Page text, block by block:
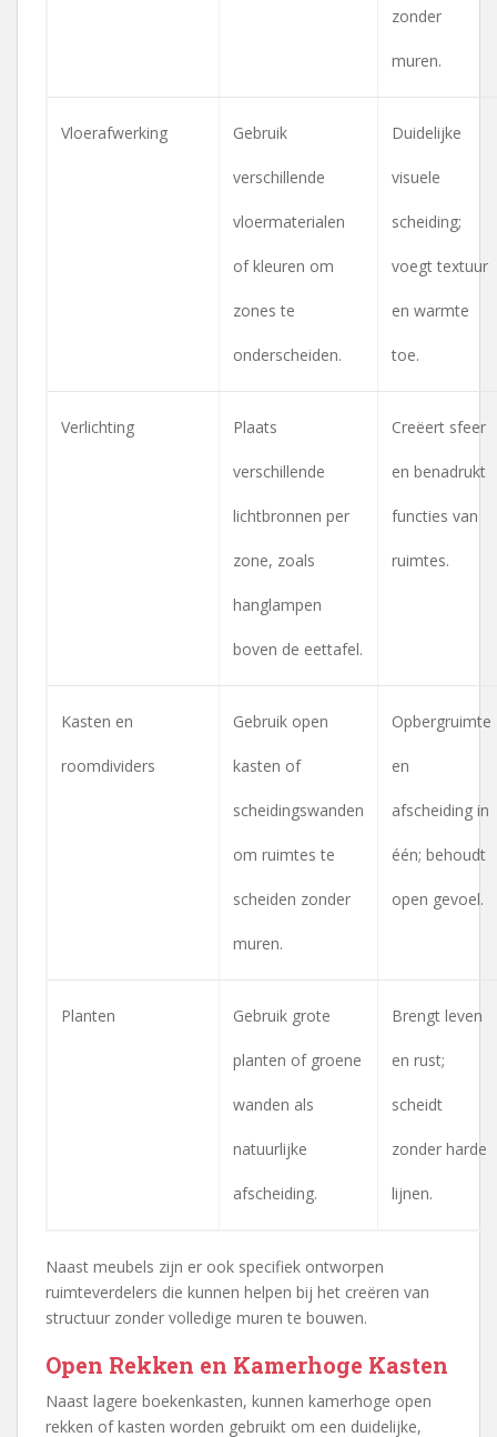
zonder
muren.
Vloerafwerking Gebruik
verschillende
vloermaterialen
of kleuren om
zones te
onderscheiden.
Duidelijke
visuele
scheiding;
voegt textuur
en warmte
toe.
Verlichting Plaats
verschillende
lichtbronnen per
zone, zoals
hanglampen
boven de eettafel.
Creëert sfeer
en benadrukt
functies van
ruimtes.
Kasten en
roomdividers
Gebruik open
kasten of
scheidingswanden
om ruimtes te
scheiden zonder
muren.
Opbergruimte
en
afscheiding in
één; behoudt
open gevoel.
Planten Gebruik grote
planten of groene
wanden als
natuurlijke
afscheiding.
Brengt leven
en rust;
scheidt
zonder harde
lijnen.
Naast meubels zijn er ook specifiek ontworpen
ruimteverdelers die kunnen helpen bij het creëren van
structuur zonder volledige muren te bouwen.
Open Rekken en Kamerhoge Kasten
Naast lagere boekenkasten, kunnen kamerhoge open
rekken of kasten worden gebruikt om een duidelijke,